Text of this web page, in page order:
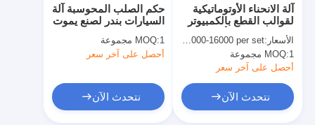
حكم الصلب المحوسبة آلة
السيارات بندر لصنع يموت
MOQ:1 مجموعة
أحصل على آخر سعر
نتحدث الآن
آلة الانحناء الأوتوماتيكية
لقوالب القطع بالكمبيوتر
بالكامل لصنع الألواح
الأسعار:USD 15000-16000 per set
MOQ:1 مجموعة
أحصل على آخر سعر
نتحدث الآن